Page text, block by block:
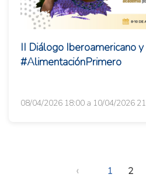
II Diálogo Iberoamericano
#AlimentaciónPrimero
08/04/2026 18:00 a 10/04/2026
‹ 1 2